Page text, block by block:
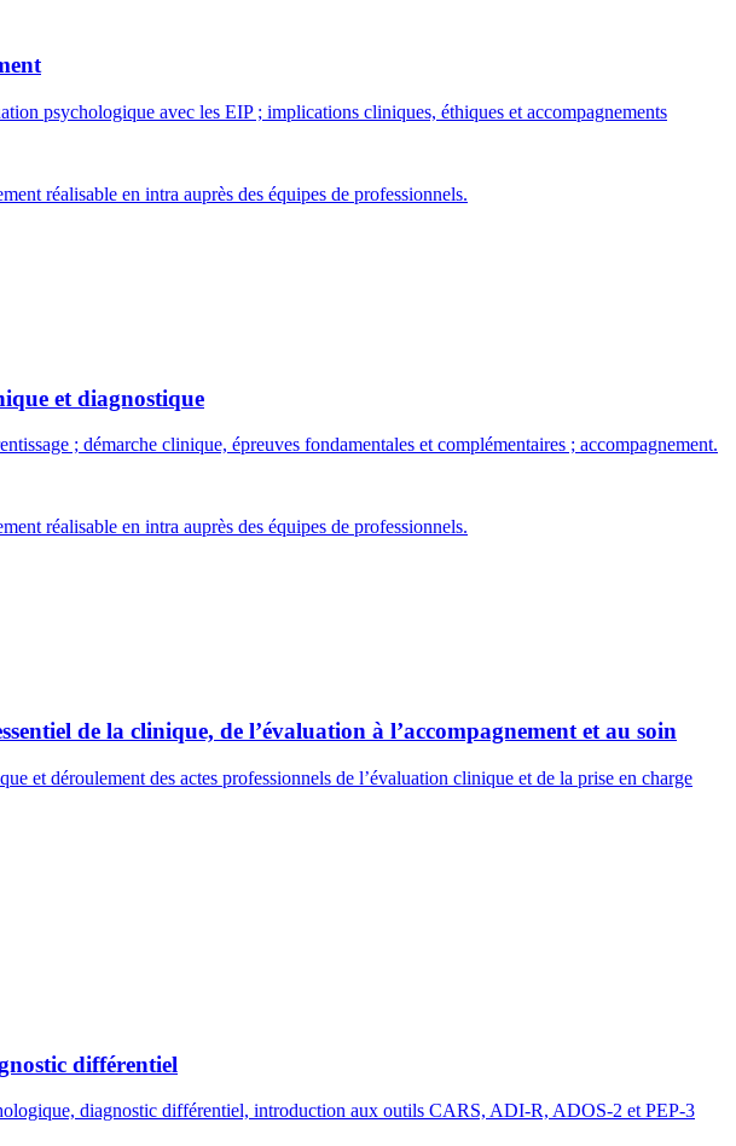
psychologique avec les EIP ; implications cliniques, éthiques et accompagnements
réalisable en intra auprès des équipes de professionnels.
et diagnostique
; démarche clinique, épreuves fondamentales et complémentaires ; accompagnement.
réalisable en intra auprès des équipes de professionnels.
de la clinique, de l’évaluation à l’accompagnement et au soin
et déroulement des actes professionnels de l’évaluation clinique et de la prise en charge
différentiel
diagnostic différentiel, introduction aux outils CARS, ADI-R, ADOS-2 et PEP-3